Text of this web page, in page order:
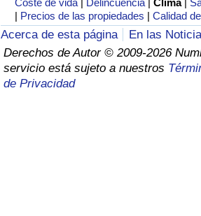
Coste de vida | Delincuencia |Clima |
| Precios de las propiedades |Calidad
Acerca de esta página
En las
Derechos de Autor © 2009-2026
servicio está sujeto a nuestros
de Privacidad
Índice de Costo de Vida
Índice de costo de vida por país
Índice de Precios de Inmuebles
Índice de Precios de Inmuebles por
Índice de Calidad de Vida (Actual)
Índice de calidad de vida por país